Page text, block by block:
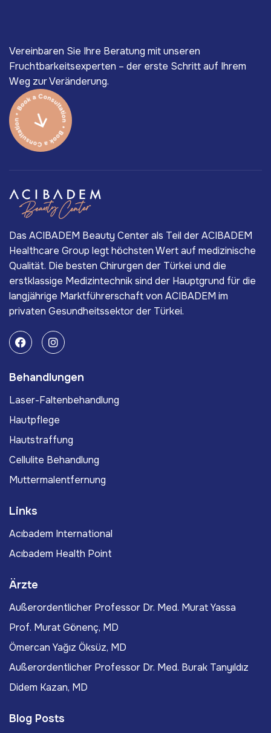
Vereinbaren Sie Ihre Beratung mit unseren
Fruchtbarkeitsexperten – der erste Schritt auf Ihrem
Weg zur Veränderung.
Das ACIBADEM Beauty Center als Teil der ACIBADEM
Healthcare Group legt höchsten Wert auf medizinische
Qualität. Die besten Chirurgen der Türkei und die
erstklassige Medizintechnik sind der Hauptgrund für die
langjährige Marktführerschaft von ACIBADEM im
privaten Gesundheitssektor der Türkei.
Behandlungen
Laser-Faltenbehandlung
Hautpflege
Hautstraffung
Cellulite Behandlung
Muttermalentfernung
Links
Acıbadem International
Acıbadem Health Point
Ärzte
Außerordentlicher Professor Dr. Med. Murat Yassa
Prof. Murat Gönenç, MD
Ömercan Yağız Öksüz, MD
Außerordentlicher Professor Dr. Med. Burak Tanyıldız
Didem Kazan, MD
Blog Posts